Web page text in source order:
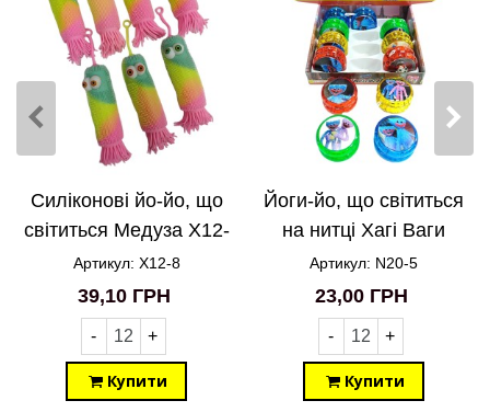
Силіконові йо-йо, що
світиться Медуза X12-
8
Артикул: X12-8
39,10 ГРН
- +
Купити
Йоги-йо, що світиться
на нитці Хагі Ваги
N20-5
Артикул: N20-5
23,00 ГРН
- +
Купити